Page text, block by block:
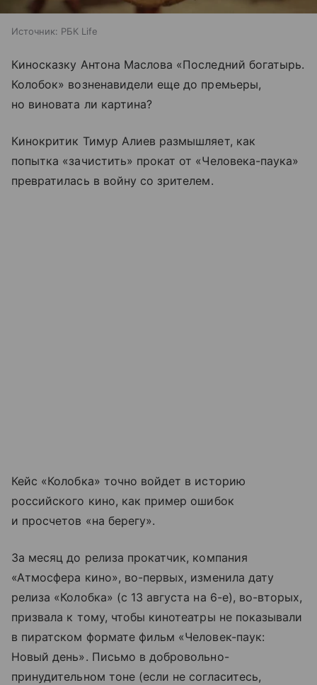
Источник: РБК Life
Киносказку Антона Маслова «Последний богатырь.
Колобок» возненавидели еще до премьеры,
но виновата ли картина?
Кинокритик Тимур Алиев размышляет, как
попытка «зачистить» прокат от «Человека-паука»
превратилась в войну со зрителем.
Кейс «Колобка» точно войдет в историю
российского кино, как пример ошибок
и просчетов «на берегу».
За месяц до релиза прокатчик, компания
«Атмосфера кино», во-первых, изменила дату
релиза «Колобка» (с 13 августа на 6-е), во-вторых,
призвала к тому, чтобы кинотеатры не показывали
в пиратском формате фильм «Человек-паук:
Новый день». Письмо в добровольно-
принудительном тоне (если не согласитесь,